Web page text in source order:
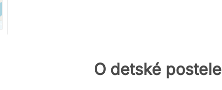
O detské postele